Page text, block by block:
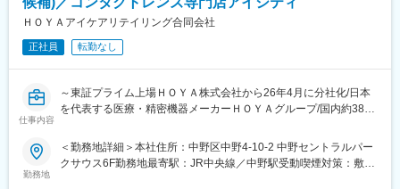
変更の範囲：会社の定める業務
範囲・提供条件の定義）
・社内外の利害関係者（顧客・開発・セールス・サポート）との
・利用開始ガイド・注意事項・説明資料など、現場定着に必要な
情報の整備・配信
・ハイタッチ／ロータッチを使い分けた顧客関係の維持・改善
整備・推進
ＨＯＹＡアイケアリテイリング合同会社
正社員 転勤なし
仕事内容
～東証プライム上場ＨＯＹＡ株式会社から26年4月に分社化/日本
を代表する医療・精密機器メーカーＨＯＹＡグループ/国内約380
■ポジション概要：
コンタクトレンズ専門店「アイシティ」の店長候補として、以下
勤務地
＜勤務地詳細＞本社住所：中野区中野4-10-2 中野セントラルパー
クサウス6F勤務地最寄駅：JR中央線／中野駅受動喫煙対策：敷地